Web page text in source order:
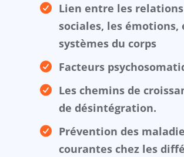
Lien entre les relations
sociales, les émotions,
systèmes du corps
Facteurs
Les chemins de
de désintégration.
Prévention des
courantes chez les